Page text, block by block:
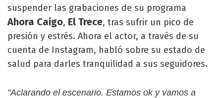
suspender las grabaciones de su programa
Ahora Caigo, El Trece, tras sufrir un pico de
presión y estrés. Ahora el actor, a través de su
cuenta de Instagram, habló sobre su estado de
salud para darles tranquilidad a sus seguidores.
"Aclarando el escenario. Estamos ok y vamos a